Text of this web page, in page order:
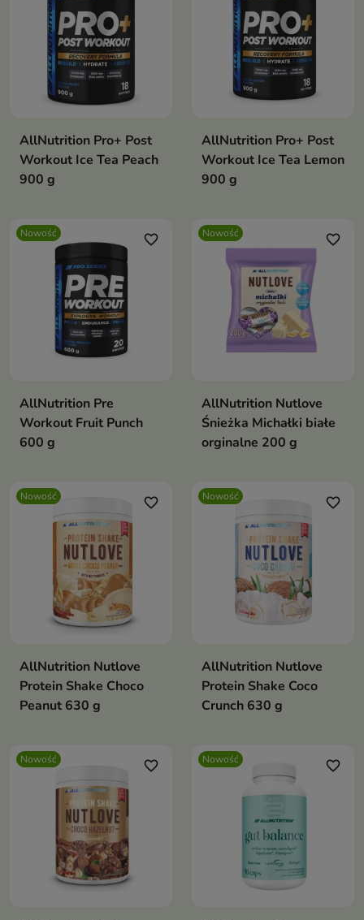
AllNutrition Pro+ Post
Workout Ice Tea Peach
900 g
AllNutrition Pro+ Post
Workout Ice Tea Lemon
900 g
Nowość favorite_border
AllNutrition Pre
Workout Fruit Punch
600 g
Nowość favorite_border
AllNutrition Nutlove
Śnieżka Michałki białe
orginalne 200 g
Nowość favorite_border
AllNutrition Nutlove
Protein Shake Choco
Peanut 630 g
Nowość favorite_border
AllNutrition Nutlove
Protein Shake Coco
Crunch 630 g
Nowość favorite_border Nowość favorite_border